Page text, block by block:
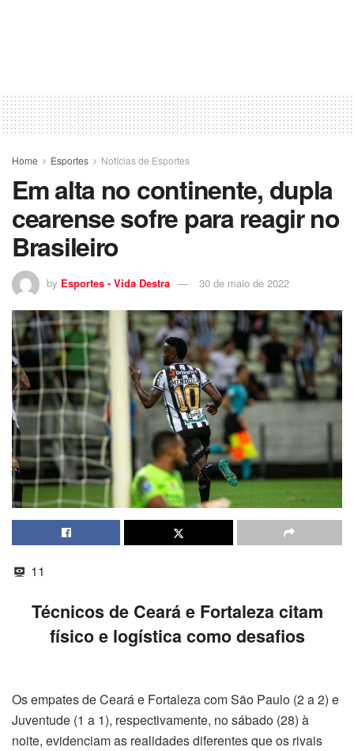
Home Esportes Notícias de Esportes
Em alta no continente, dupla
cearense sofre para reagir no
Brasileiro
by Esportes - Vida Destra 30 de maio de 2022
11
Técnicos de Ceará e Fortaleza citam
físico e logística como desafios
Os empates de Ceará e Fortaleza com São Paulo (2 a 2) e
Juventude (1 a 1), respectivamente, no sábado (28) à
noite, evidenciam as realidades diferentes que os rivais